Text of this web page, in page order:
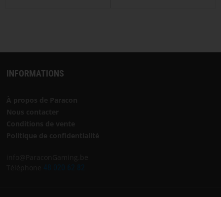
INFORMATIONS
48 020 62 82